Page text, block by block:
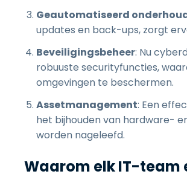
Geautomatiseerd
updates en back-ups, zorgt
Beveiligingsbeheer: Nu
robuuste securityfuncties,
omgevingen te beschermen.
Assetmanagement: Een
het bijhouden van hardware-
worden nageleefd.
Waarom elk IT-team